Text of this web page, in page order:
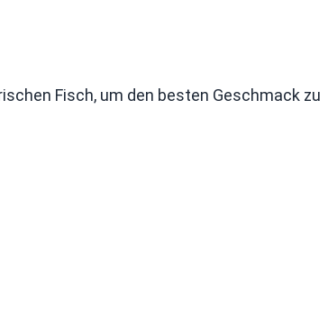
Fisch, um den besten Geschmack zu